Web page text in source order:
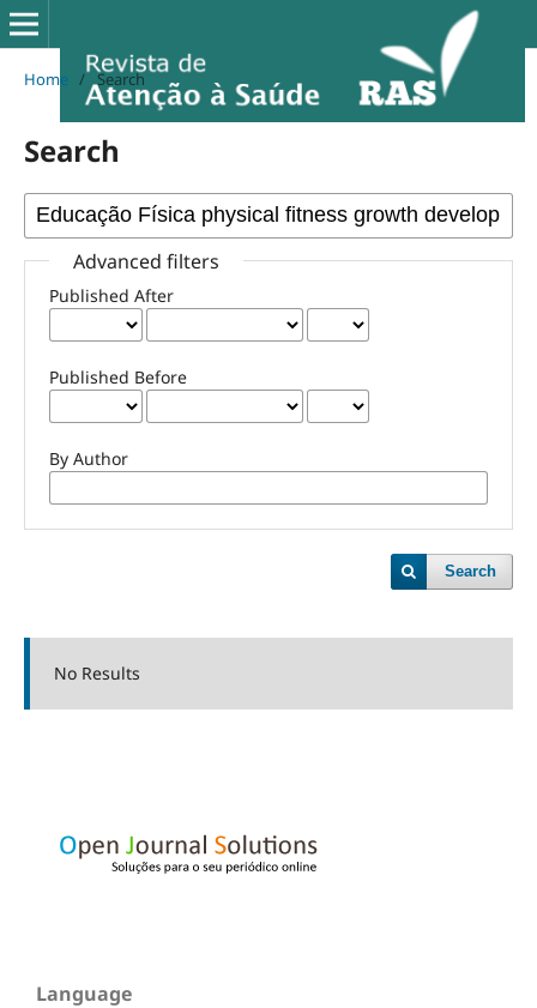
Home / Search
Search
Advanced filters
Published After
Published Before
By Author
Search
No Results
Language